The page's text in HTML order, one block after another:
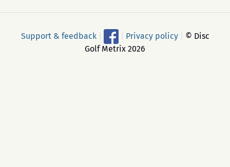
Support & feedback Privacy policy
© Disc
Golf Metrix 2026